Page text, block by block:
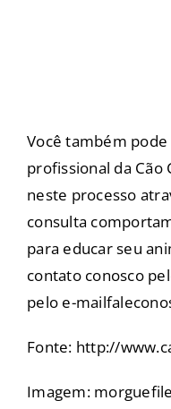
Você também
profissional da
neste processo
consulta
para educar seu
contato conosco
pelo e-mail
Fonte: http://
Imagem: